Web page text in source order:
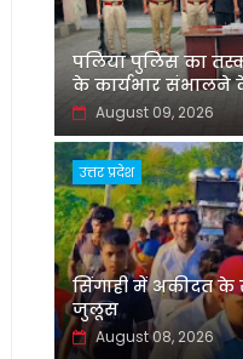
पलिया पुलिस का
के कार्यभार संभालने के
August 09, 2026
उत्तर प्रदेश
सिंगाही में अकीदत
जुलूस
August 08, 2026